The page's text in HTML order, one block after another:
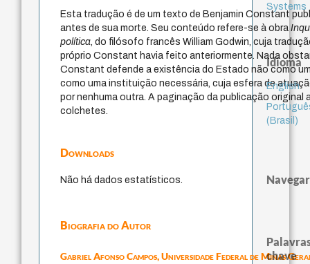
Esta tradução é de um texto de Benjamin Constant
antes de sua morte. Seu conteúdo refere-se à obra
política , do filósofo francês William Godwin, cuja
próprio Constant havia feito anteriormente. Nada
Constant defende a existência do Estado não como
como uma instituição necessária, cuja esfera de
por nenhuma outra. A paginação da publicação original
colchetes.
Downloads
Não há dados estatísticos.
Biografia do Autor
Gabriel Afonso Campos,Universidade Federal de Minas
Systems
Idioma
English
(Brasil)
Navegar
chave